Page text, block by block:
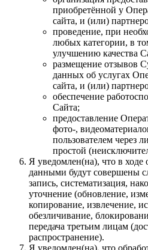
приобретённой у
сайта, и (или)
проведение, при
любых категории, в
улучшению качества
размещение отзывов
данных об услугах
сайта, и (или)
обеспечение
Сайта;
предоставление
фото-,
пользователем через
простой
Я уведомлен(на), что в ходе
данными будут совершены
запись, систематизация,
уточнение (обновление,
копирование, извлечение,
обезличивание,
передача третьим лицам
распространение).
Я уведомлен(на), что